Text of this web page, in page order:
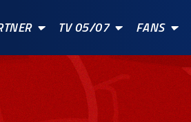
TV 05/07 FANS